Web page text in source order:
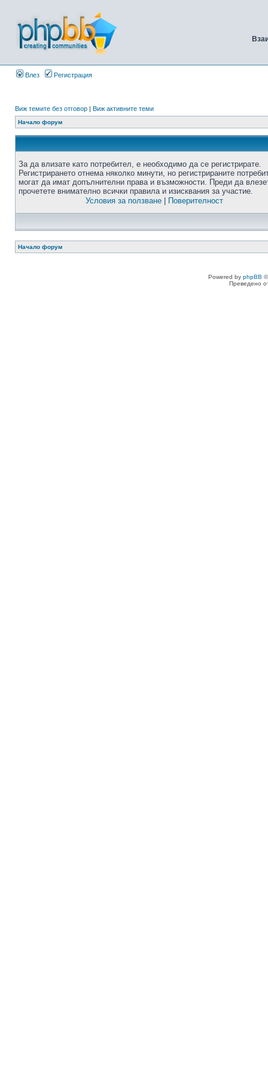
Влез Регистрация
Виж темите без отговор | Виж активните теми
Начало форум
За да влизате като потребител, е необходимо да се регистрирате.
Регистрирането отнема няколко минути, но регистрираните
могат да имат допълнителни права и възможности. Преди да
прочетете внимателно всички правила и изисквания за участие.
Условия за ползване| Поверителност
Начало форум
Powered by phpBB
Преведено